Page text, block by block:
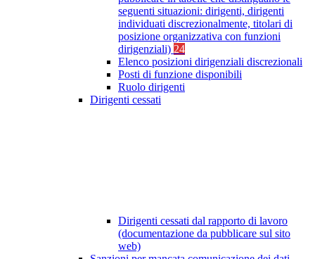
seguenti situazioni: dirigenti, dirigenti
individuati discrezionalmente, titolari di
posizione organizzativa con funzioni
dirigenziali) 24
Elenco posizioni dirigenziali discrezionali
Posti di funzione disponibili
Ruolo dirigenti
Dirigenti cessati
Dirigenti cessati dal rapporto di lavoro
(documentazione da pubblicare sul sito
web)